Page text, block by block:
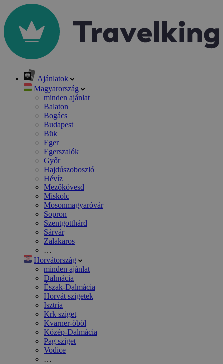
Ajánlatok
Magyarország
minden ajánlat
Balaton
Bogács
Budapest
Bük
Eger
Egerszalók
Győr
Hajdúszoboszló
Hévíz
Mezőkövesd
Miskolc
Mosonmagyaróvár
Sopron
Szentgotthárd
Sárvár
Zalakaros
…
Horvátország
minden ajánlat
Dalmácia
Észak-Dalmácia
Horvát szigetek
Isztria
Krk sziget
Kvarner-öböl
Közép-Dalmácia
Pag sziget
Vodice
…